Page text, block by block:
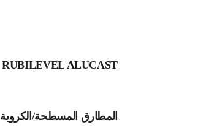
RUBILEVEL ALUCAST
المطارق المسطحة/الكروية